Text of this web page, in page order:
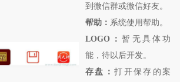
到微信群或微信好友。
帮助： 系统使用帮助。
LOGO：暂无具体功
能，待以后开发。
存盘：打开保存的案